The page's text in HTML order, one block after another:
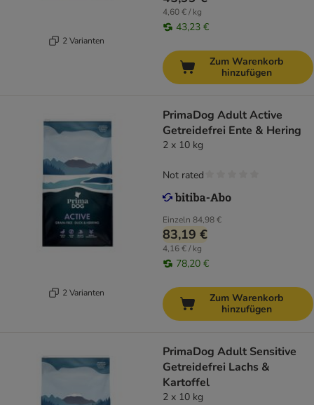
2 Varianten
4,60 € / kg
43,23 €
Zum Warenkorb
hinzufügen
2 Varianten
PrimaDog Adult Active
Getreidefrei Ente & Hering
2 x 10 kg
Einzeln 84,98 €
83,19 €
4,16 € / kg
78,20 €
Not rated
Zum Warenkorb
hinzufügen
PrimaDog Adult Sensitive
Getreidefrei Lachs &
Kartoffel
2 x 10 kg